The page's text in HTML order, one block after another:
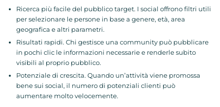
Ricerca più facile del pubblico target. I social offrono filtri utili
per selezionare le persone in base a genere, età, area
geografica e altri parametri.
Risultati rapidi. Chi gestisce una community può pubblicare
in pochi clic le informazioni necessarie e renderle subito
visibili al proprio pubblico.
Potenziale di crescita. Quando un’attività viene promossa
bene sui social, il numero di potenziali clienti può
aumentare molto velocemente.